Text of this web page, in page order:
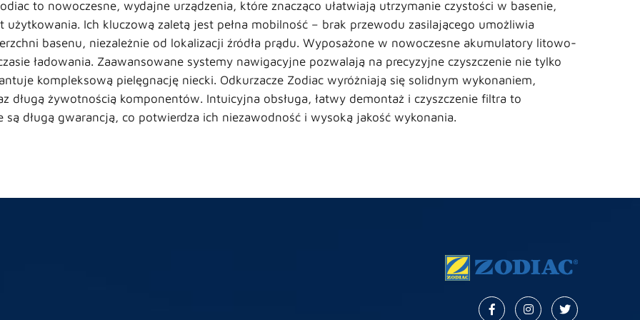
to nowoczesne, wydajne urządzenia, które znacząco ułatwiają utrzymanie czystości w basenie,
Ich kluczową zaletą jest pełna mobilność – brak przewodu zasilającego umożliwia
basenu, niezależnie od lokalizacji źródła prądu. Wyposażone w nowoczesne akumulatory litowo-
ładowania. Zaawansowane systemy nawigacyjne pozwalają na precyzyjne czyszczenie nie tylko
kompleksową pielęgnację niecki. Odkurzacze Zodiac wyróżniają się solidnym wykonaniem,
długą żywotnością komponentów. Intuicyjna obsługa, łatwy demontaż i czyszczenie filtra to
długą gwarancją, co potwierdza ich niezawodność i wysoką jakość wykonania.